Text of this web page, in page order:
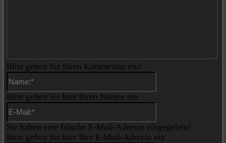
Bitte geben Sie Ihren Kommentar ein!
Bitte geben Sie hier Ihren Namen ein
Sie haben eine falsche E-Mail-Adresse eingegeben!
Bitte geben Sie hier Ihre E-Mail-Adresse ein